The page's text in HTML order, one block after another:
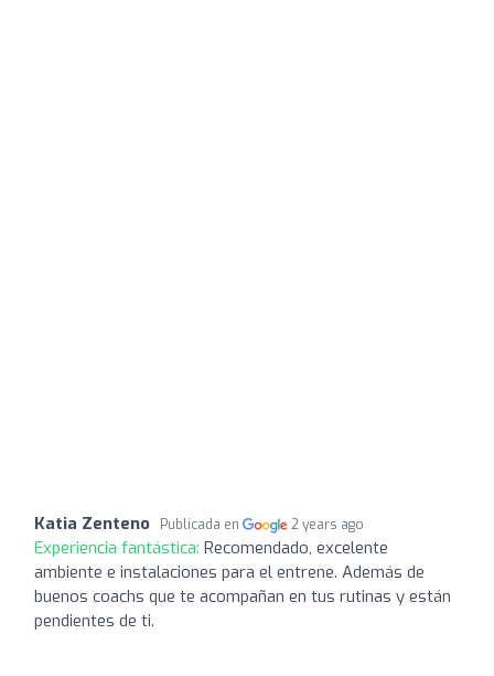
Katia Zenteno Publicada en 2 years ago
Experiencia fantástica: Recomendado, excelente
ambiente e instalaciones para el entrene. Además de
buenos coachs que te acompañan en tus rutinas y están
pendientes de ti.